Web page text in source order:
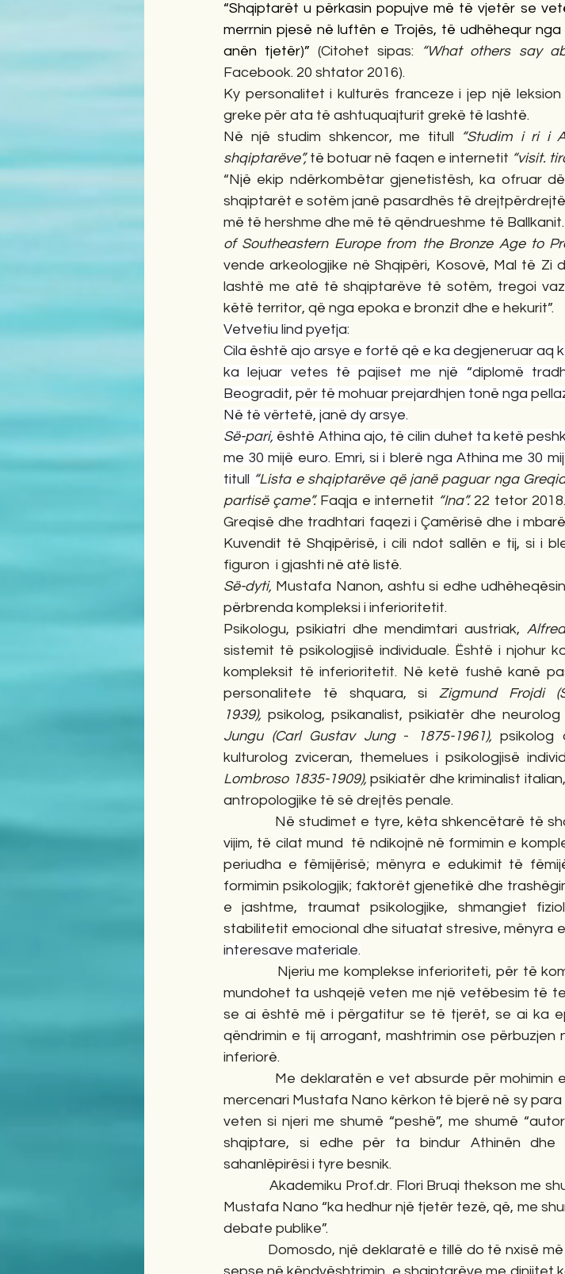
“Shqiptarët u përkasin popujve më të vjetër se
merrnin pjesë në luftën e Trojës, të udhëhequr
anën tjetër)” (Citohet sipas:
Facebook. 20 shtator 2016).
Ky personalitet i kulturës franceze i jep një
greke për ata të ashtuquajturit grekë të lashtë.
Në një studim shkencor, me titull
“Studim i ri i
shqiptarëve”, të botuar në faqen e internetit “visit.
“Një ekip ndërkombëtar gjenetistësh, ka ofruar
shqiptarët e sotëm janë pasardhës të
më të hershme dhe më të qëndrueshme të
of Southeastern Europe from the Bronze Age to
vende arkeologjike në Shqipëri, Kosovë, Mal të Zi
lashtë me atë të shqiptarëve të sotëm, tregoi
këtë territor, që nga epoka e bronzit dhe e hekurit”.
Vetvetiu lind pyetja:
Cila është ajo arsye e fortë që e ka degjeneruar aq
ka lejuar vetes të pajiset me një “diplomë
Beogradit, për të mohuar prejardhjen tonë nga
Në të vërtetë, janë dy arsye.
Së-pari, është Athina ajo, të cilin duhet ta ketë
me 30 mijë euro. Emri, si i blerë nga Athina me 30
titull “Lista e shqiptarëve që janë paguar nga
partisë çame”. Faqja e internetit “Ina”. 22 tetor
Greqisë dhe tradhtari faqezi i Çamërisë dhe i
Kuvendit të Shqipërisë, i cili ndot sallën e tij, si i
figuron  i gjashti në atë listë.
Së-dyti, Mustafa Nanon, ashtu si edhe
përbrenda kompleksi i inferioritetit.
Psikologu, psikiatri dhe mendimtari austriak,
sistemit të psikologjisë individuale. Është i njohur
kompleksit të inferioritetit. Në ketë fushë kanë
personalitete të shquara, si Zigmund Frojdi
1939), psikolog, psikanalist, psikiatër dhe
Jungu (Carl Gustav Jung - 1875-1961), psikolog
kulturolog zviceran, themelues i psikologjisë
Lombroso 1835-1909), psikiatër dhe kriminalist
antropologjike të së drejtës penale.
Në studimet e tyre, këta shkencëtarë të
vijim, të cilat mund  të ndikojnë në formimin e
periudha e fëmijërisë; mënyra e edukimit të
formimin psikologjik; faktorët gjenetikë dhe
e jashtme, traumat psikologjike, shmangiet
stabilitetit emocional dhe situatat stresive, mënyra
interesave materiale.
Njeriu me komplekse inferioriteti, për të
mundohet ta ushqejë veten me një vetëbesim të
se ai është më i përgatitur se të tjerët, se ai ka
qëndrimin e tij arrogant, mashtrimin ose
inferiorë.
Me deklaratën e vet absurde për mohimin e
mercenari Mustafa Nano kërkon të bjerë në sy
veten si njeri me shumë “peshë”, me shumë
shqiptare, si edhe për ta bindur Athinën
sahanlëpirësi i tyre besnik.
Akademiku Prof.dr. Flori Bruqi thekson me
Mustafa Nano “ka hedhur një tjetër tezë, që, me
debate publike”.
Domosdo, një deklaratë e tillë do të nxisë më